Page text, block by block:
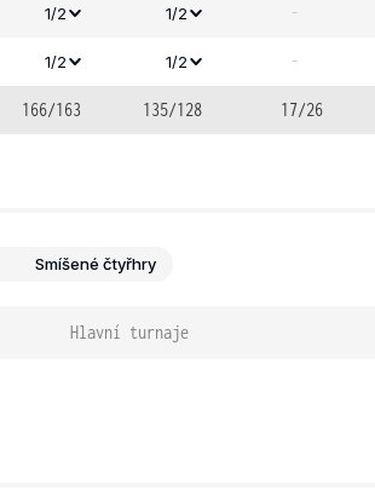
1/2 1/2 -
1/2 1/2 -
166/163 135/128 17/26
Smíšené čtyřhry
Hlavní turnaje